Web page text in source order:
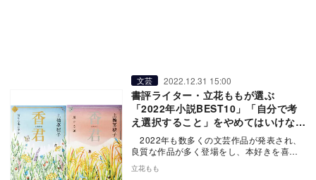
文芸 2022.12.31 15:00
書評ライター・立花ももが選ぶ
「2022年小説BEST10」「自分で考
え選択すること」をやめてはいけない
と突きつける「私たちの物語」
2022年も数多くの文芸作品が発表され、
良質な作品が多く登場をし、本好きを喜ば
せてくれた。その中で、リアルサウンドブ
ックで…
立花もも